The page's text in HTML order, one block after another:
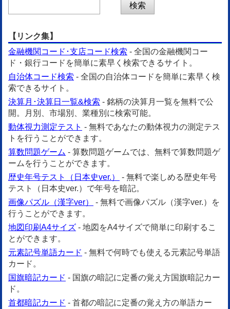
【リンク集】
金融機関コード･支店コード検索 - 全国の金融機関コー
ド・銀行コードを簡単に素早く検索できるサイト。
自治体コード検索 - 全国の自治体コードを簡単に素早く検
索できるサイト。
決算月･決算日一覧&検索 - 銘柄の決算月一覧を無料で公
開。月別、市場別、業種別に検索可能。
動体視力測定テスト - 無料であなたの動体視力の測定テス
トを行うことができます。
算数問題ゲーム - 算数問題ゲームでは、無料で算数問題ゲ
ームを行うことができます。
歴史年号テスト（日本史ver.）
- 無料で楽しめる歴史年号
テスト（日本史ver.）で年号を暗記。
画像パズル（漢字ver）
- 無料で画像パズル（漢字ver.）を
行うことができます。
地図印刷A4サイズ - 地図をA4サイズで簡単に印刷するこ
とができます。
元素記号単語カード - 無料で何時でも使える元素記号単語
カード。
国旗暗記カード - 国旗の暗記に定番の覚え方国旗暗記カー
ド。
首都暗記カード - 首都の暗記に定番の覚え方の単語カー